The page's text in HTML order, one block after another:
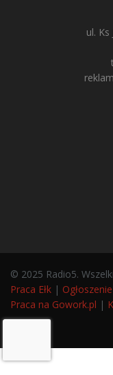
ul.
© 2025 Radio5.
Praca Ełk |
Praca na Gowork.pl |